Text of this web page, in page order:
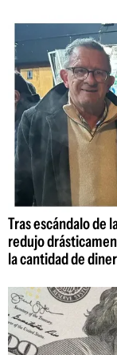
Tras escándalo de
redujo
la cantidad de